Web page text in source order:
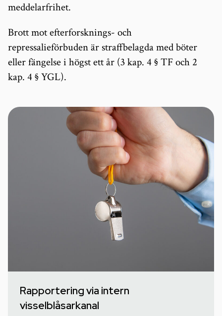
meddelarfrihet.
Brott mot efterforsknings- och
repressalieförbuden är straffbelagda med böter
eller fängelse i högst ett år (3 kap. 4 § TF och 2
kap. 4 § YGL).
Rapportering via intern
visselblåsarkanal